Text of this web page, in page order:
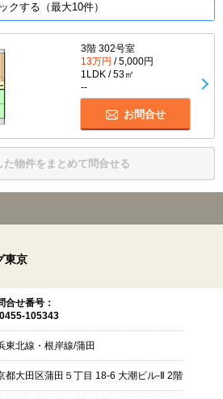
クする（最大10件）
3階 302号室
13万円 / 5,000円
1LDK / 53㎡
--
お問合せ
た物件をまとめて問合せる
東京
合せ番号：
105343
東北線・根岸線/蒲田
都大田区蒲田５丁目 18-6 大潮ビル-Ⅱ 2階